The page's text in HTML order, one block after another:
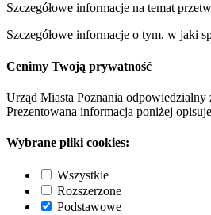
Szczegółowe informacje na temat
Szczegółowe informacje o tym, w jaki
Cenimy Twoją prywatność
Urząd Miasta Poznania
Prezentowana informacja poniżej
Wybrane pliki cookies:
Wszystkie
Rozszerzone
Podstawowe